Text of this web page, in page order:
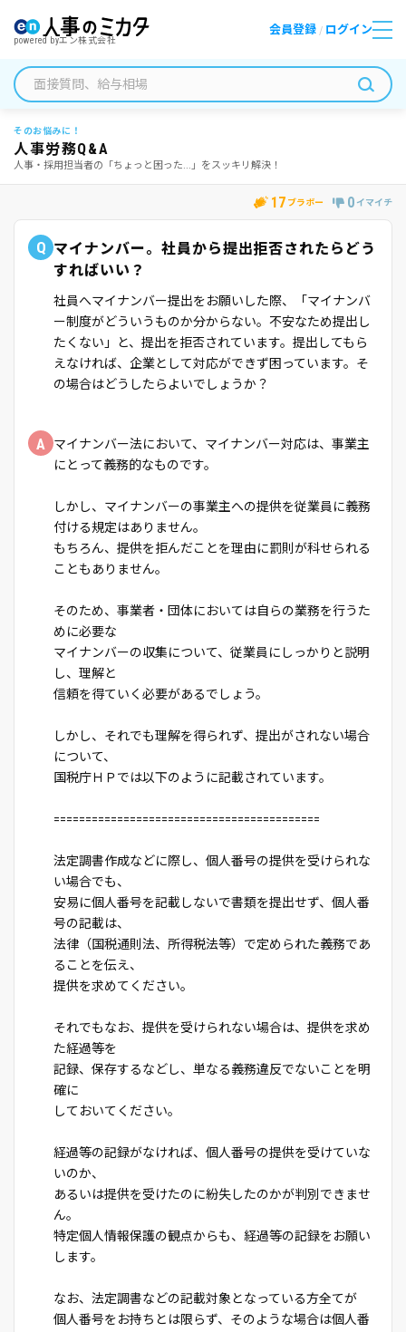
powered byエン株式会社
会員登録 / ログイン
そのお悩みに！
人事労務Q&A
人事・採用担当者の「ちょっと困った...」をスッキリ解決！
17 ブラボー 0 イマイチ
Q マイナンバー。社員から提出拒否されたらどう
すればいい？
社員へマイナンバー提出をお願いした際、「マイナンバ
ー制度がどういうものか分からない。不安なため提出し
たくない」と、提出を拒否されています。提出してもら
えなければ、企業として対応ができず困っています。そ
の場合はどうしたらよいでしょうか？
A
マイナンバー法において、マイナンバー対応は、事業主
にとって義務的なものです。
しかし、マイナンバーの事業主への提供を従業員に義務
付ける規定はありません。
もちろん、提供を拒んだことを理由に罰則が科せられる
こともありません。
そのため、事業者・団体においては自らの業務を行うた
めに必要な
マイナンバーの収集について、従業員にしっかりと説明
し、理解と
信頼を得ていく必要があるでしょう。
しかし、それでも理解を得られず、提出がされない場合
について、
国税庁ＨＰでは以下のように記載されています。
==========================================
法定調書作成などに際し、個人番号の提供を受けられな
い場合でも、
安易に個人番号を記載しないで書類を提出せず、個人番
号の記載は、
法律（国税通則法、所得税法等）で定められた義務であ
ることを伝え、
提供を求めてください。
それでもなお、提供を受けられない場合は、提供を求め
た経過等を
記録、保存するなどし、単なる義務違反でないことを明
確に
しておいてください。
経過等の記録がなければ、個人番号の提供を受けていな
いのか、
あるいは提供を受けたのに紛失したのかが判別できませ
ん。
特定個人情報保護の観点からも、経過等の記録をお願い
します。
なお、法定調書などの記載対象となっている方全てが
個人番号をお持ちとは限らず、そのような場合は個人番